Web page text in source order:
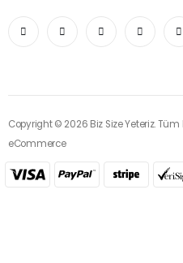
Copyright © 2026 Biz Size Yeteriz. Tüm
eCommerce